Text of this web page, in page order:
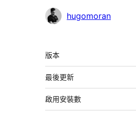
參
hugomoran
中
繼
資
料
版本
最後更新
啟用安裝數